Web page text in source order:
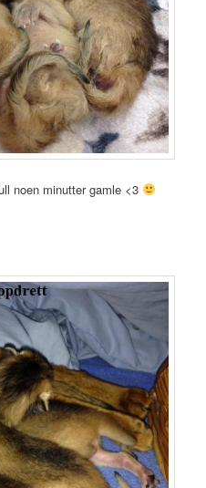
noen minutter gamle <3